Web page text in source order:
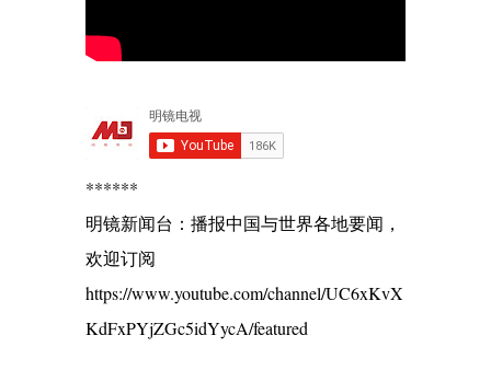
******
明镜新闻台：播报中国与世界各地要闻，
欢迎订阅
https://www.youtube.com/channel/UC6xKvX
KdFxPYjZGc5idYycA/featured